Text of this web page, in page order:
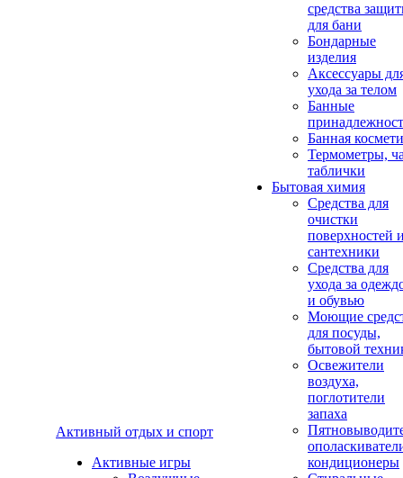
Активный отдых и спорт
Активные игры
средства
для бани
Бондарные
изделия
Аксеcсуары
ухода за телом
Банные
Банная
Термометры,
таблички
Бытовая химия
Средства для
очистки
поверхностей
сантехники
Средства для
ухода за
и обувью
Моющие
для посуды,
бытовой
Освежители
воздуха,
поглотители
запаха
кондиционеры